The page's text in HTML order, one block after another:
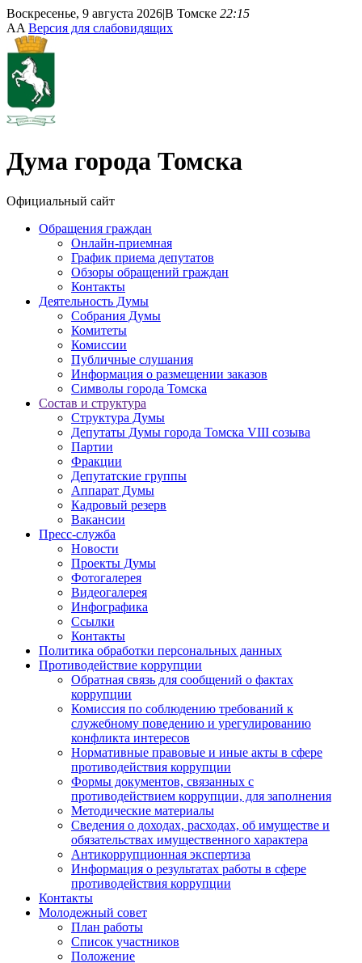
Воскресенье, 9 августа 2026|В Томске 22:15
AA Версия для слабовидящих
Дума города Томска
Официальный сайт
Обращения граждан
Онлайн-приемная
График приема депутатов
Обзоры обращений граждан
Контакты
Деятельность Думы
Собрания Думы
Комитеты
Комиссии
Публичные слушания
Информация о размещении заказов
Символы города Томска
Состав и структура
Структура Думы
Депутаты Думы города Томска VIII созыва
Партии
Фракции
Депутатские группы
Аппарат Думы
Кадровый резерв
Вакансии
Пресс-служба
Новости
Проекты Думы
Фотогалерея
Видеогалерея
Инфографика
Ссылки
Контакты
Политика обработки персональных данных
Прoтивoдeйствие кoрpупции
Обратная связь для сообщений о фактах
коррупции
Комиссия по соблюдению требований к
служебному поведению и урегулированию
конфликта интересов
Нормативные правовые и иные акты в сфере
противодействия коррупции
Формы документов, связанных с
противодействием коррупции, для заполнения
Методические материалы
Сведения о доходах, расходах, об имуществе и
обязательствах имущественного характера
Антикоррупционная экспертиза
Информация о результатах работы в сфере
противодействия коррупции
Контакты
Молодежный совет
План работы
Список участников
Положение